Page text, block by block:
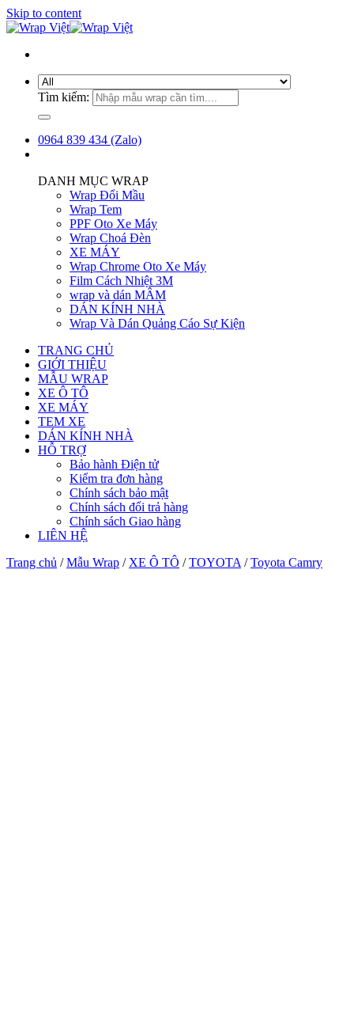
Skip to content
Tìm kiếm:
0964 839 434 (Zalo)
DANH MỤC WRAP
Wrap Đổi Mầu
Wrap Tem
PPF Oto Xe Máy
Wrap Choá Đèn
XE MÁY
Wrap Chrome Oto Xe Máy
Film Cách Nhiệt 3M
wrap và dán MÂM
DÁN KÍNH NHÀ
Wrap Và Dán Quảng Cáo Sự Kiện
TRANG CHỦ
GIỚI THIỆU
MẪU WRAP
XE Ô TÔ
XE MÁY
TEM XE
DÁN KÍNH NHÀ
HỖ TRỢ
Bảo hành Điện tử
Kiểm tra đơn hàng
Chính sách bảo mật
Chính sách đổi trả hàng
Chính sách Giao hàng
LIÊN HỆ
Trang chủ / Mẫu Wrap / XE Ô TÔ / TOYOTA / Toyota Camry